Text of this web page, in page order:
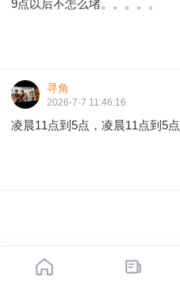
9点以后不怎么堵。。。。。
寻角
2026-7-7 11:46:16
凌晨11点到5点，凌晨11点到5点